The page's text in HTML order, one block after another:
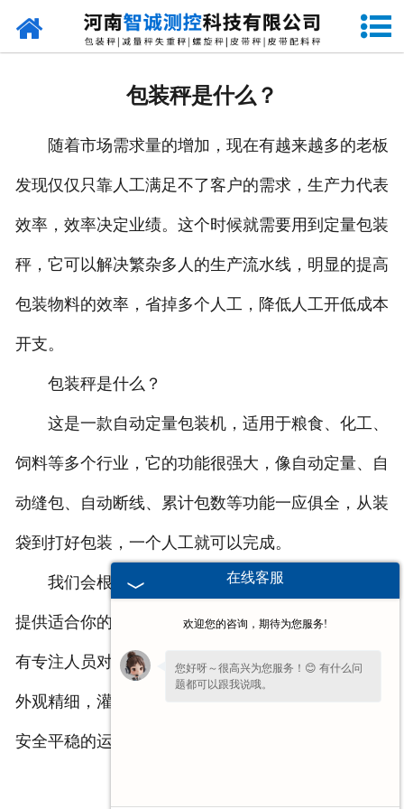
网站首页
设备原理
企业视频
包装秤是什么？
随着市场需求量的增加，现在有越来越多的老板
发现仅仅只靠人工满足不了客户的需求，生产力代表
效率，效率决定业绩。这个时候就需要用到定量包装
秤，它可以解决繁杂多人的生产流水线，明显的提高
包装物料的效率，省掉多个人工，降低人工开低成本
开支。
包装秤是什么？
这是一款自动定量包装机，适用于粮食、化工、
饲料等多个行业，它的功能很强大，像自动定量、自
动缝包、自动断线、累计包数等功能一应俱全，从装
袋到打好包装，一个人工就可以完成。
我们会根据您的现场物料情况，进行技术讲解，
提供适合你的设备，在生产、安装、发货过程中，会
有专注人员对细节进行检查，确保每台设备都能达到
外观精细，灌装速度快，控制系统计量精度高，达到
安全平稳的运行。
在线客服
欢迎您的咨询，期待为您服务!
您好呀～很高兴为您服务！😊 有什么问
题都可以跟我说哦。